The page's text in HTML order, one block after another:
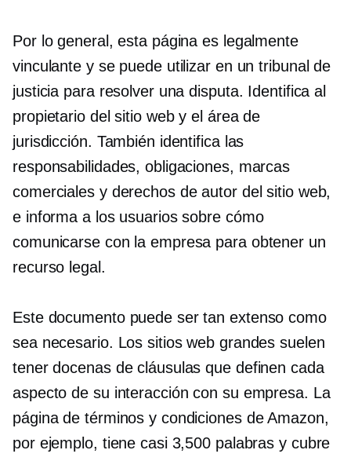
Por lo general, esta página es legalmente
vinculante y se puede utilizar en un tribunal de
justicia para resolver una disputa. Identifica al
propietario del sitio web y el área de
jurisdicción. También identifica las
responsabilidades, obligaciones, marcas
comerciales y derechos de autor del sitio web,
e informa a los usuarios sobre cómo
comunicarse con la empresa para obtener un
recurso legal.
Este documento puede ser tan extenso como
sea necesario. Los sitios web grandes suelen
tener docenas de cláusulas que definen cada
aspecto de su interacción con su empresa. La
página de términos y condiciones de Amazon,
por ejemplo, tiene casi 3,500 palabras y cubre